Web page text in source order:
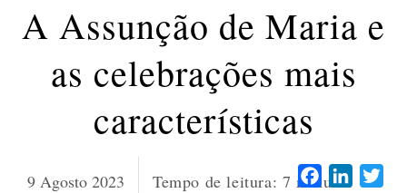
A Assunção de Maria e
as celebrações mais
características
9 Agosto 2023 Tempo de leitura: 7 minutosFacebook